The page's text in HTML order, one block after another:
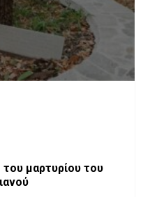
του μαρτυρίου του